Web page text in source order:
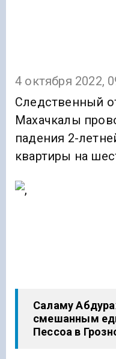
4 октября 2022,
Следственный
Махачкалы
падения 2-
квартиры на
Саламу
смешанным
Пессоа в